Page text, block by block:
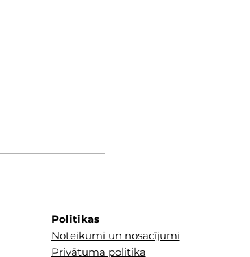
Politikas
Noteikumi un nosacījumi
Privātuma politika